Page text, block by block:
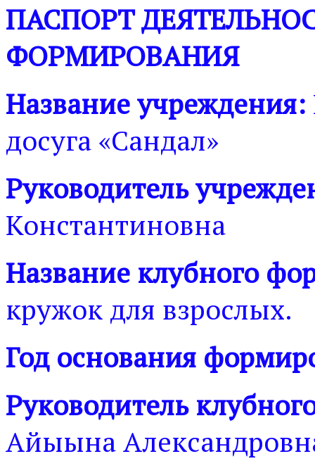
ПАСПОРТ
ФОРМИРОВАНИЯ
Название учреждения:
досуга «Сандал»
Руководитель
Константиновна
Название клубного
кружок для взрослых.
Год основания
Руководитель
Айыына